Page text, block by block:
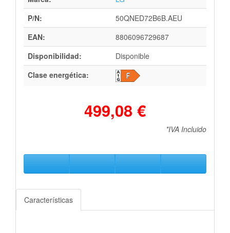
P/N:
50QNED72B6B.AEU
EAN:
8806096729687
Disponibilidad:
Disponible
Clase energética:
499,08 €
*IVA Incluido
Características